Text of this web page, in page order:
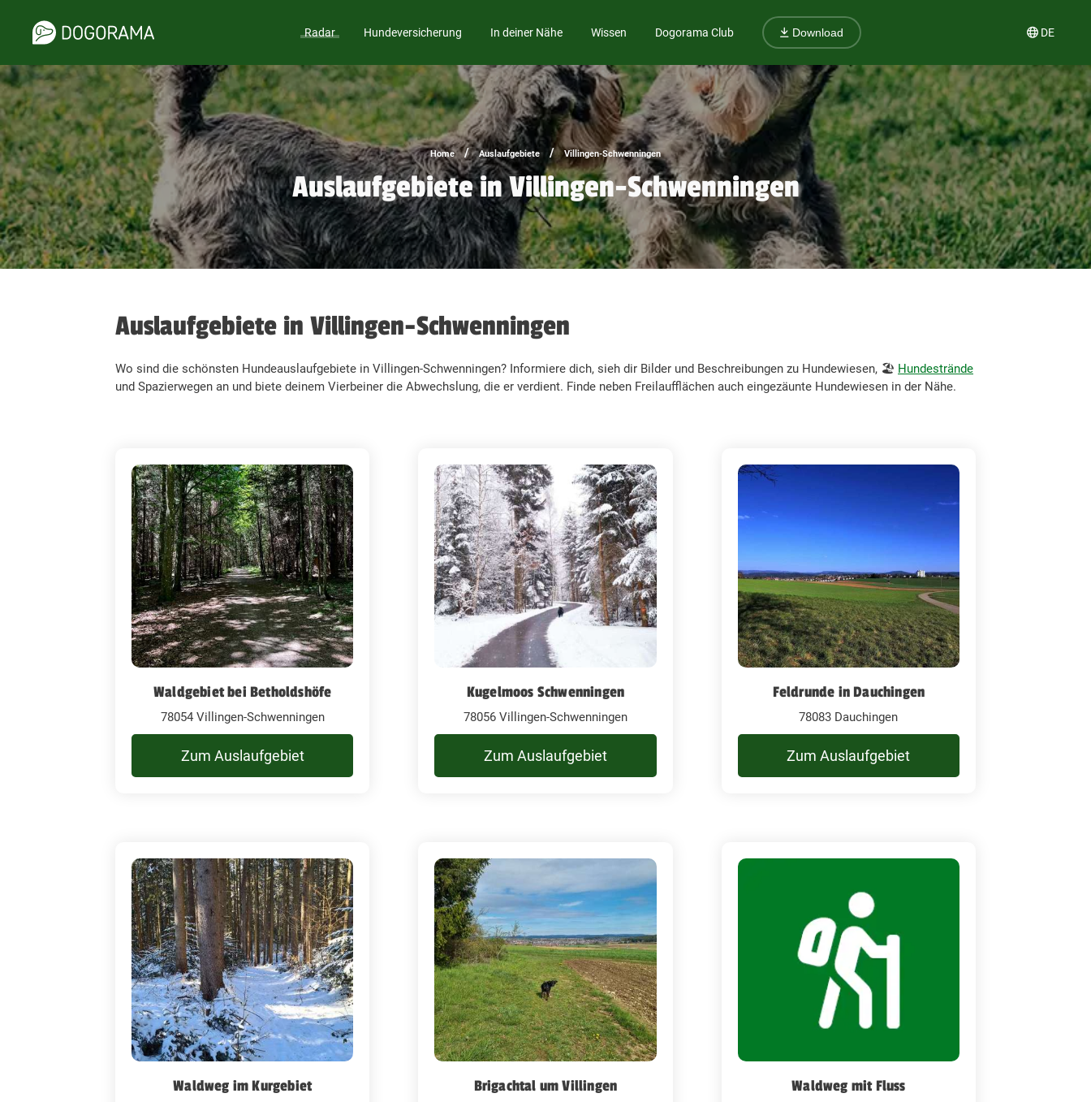
Radar Hundeversicherung In deiner Nähe Wissen Dogorama Club Download DE
Home / Auslaufgebiete / Villingen-Schwenningen
Auslaufgebiete in Villingen-Schwenningen
Auslaufgebiete in Villingen-Schwenningen
Wo sind die schönsten Hundeauslaufgebiete in Villingen-Schwenningen? Informiere dich, sieh dir Bilder und Beschreibungen zu Hundewiesen, 🏖️ Hundestrände
und Spazierwegen an und biete deinem Vierbeiner die Abwechslung, die er verdient. Finde neben Freilaufflächen auch eingezäunte Hundewiesen in der Nähe.
Waldgebiet bei Betholdshöfe
78054 Villingen-Schwenningen
Zum Auslaufgebiet
Kugelmoos Schwenningen
78056 Villingen-Schwenningen
Zum Auslaufgebiet
Feldrunde in Dauchingen
78083 Dauchingen
Zum Auslaufgebiet
Waldweg im Kurgebiet Brigachtal um Villingen Waldweg mit Fluss